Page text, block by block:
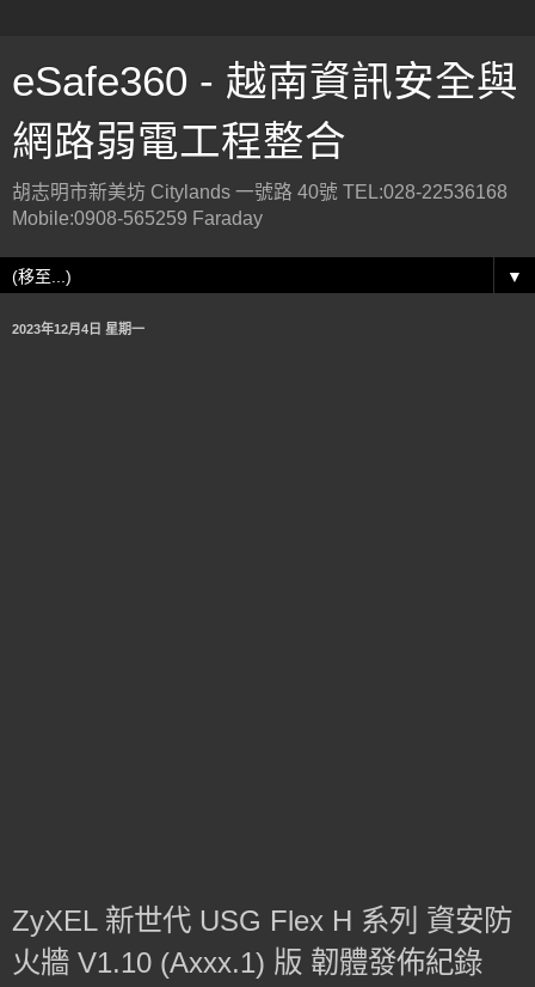
eSafe360 - 越南資訊安全與
網路弱電工程整合
胡志明市新美坊 Citylands 一號路 40號 TEL:028-22536168
Mobile:0908-565259 Faraday
▼
2023年12月4日 星期一
ZyXEL 新世代 USG Flex H 系列 資安防
火牆 V1.10 (Axxx.1) 版 韌體發佈紀錄